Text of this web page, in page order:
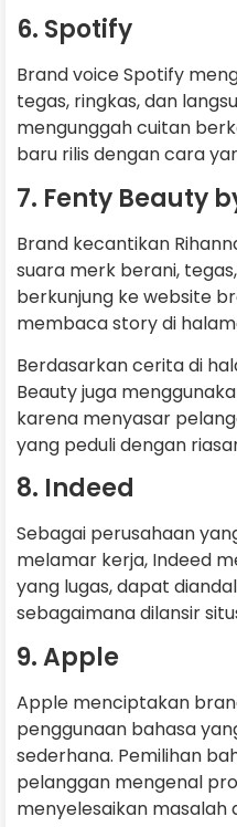
6. Spotify
Brand voice Spotify
tegas, ringkas, dan
mengunggah cuitan
baru rilis dengan cara
7. Fenty Beauty
Brand kecantikan
suara merk berani,
berkunjung ke website
membaca story di
Berdasarkan cerita di
Beauty juga
karena menyasar
yang peduli dengan
8. Indeed
Sebagai perusahaan
melamar kerja, Indeed
yang lugas, dapat
sebagaimana dilansir
9. Apple
Apple menciptakan
penggunaan bahasa
sederhana. Pemilihan
pelanggan mengenal
menyelesaikan masalah